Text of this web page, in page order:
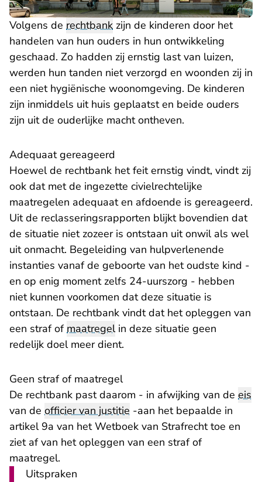
Volgens de rechtbank zijn de kinderen door het
handelen van hun ouders in hun ontwikkeling
geschaad. Zo hadden zij ernstig last van luizen,
werden hun tanden niet verzorgd en woonden zij in
een niet hygiënische woonomgeving. De kinderen
zijn inmiddels uit huis geplaatst en beide ouders
zijn uit de ouderlijke macht ontheven.
Adequaat gereageerd
Hoewel de rechtbank het feit ernstig vindt, vindt zij
ook dat met de ingezette civielrechtelijke
maatregelen adequaat en afdoende is gereageerd.
Uit de reclasseringsrapporten blijkt bovendien dat
de situatie niet zozeer is ontstaan uit onwil als wel
uit onmacht. Begeleiding van hulpverlenende
instanties vanaf de geboorte van het oudste kind -
en op enig moment zelfs 24-uurszorg - hebben
niet kunnen voorkomen dat deze situatie is
ontstaan. De rechtbank vindt dat het opleggen van
een straf ofmaatregelin deze situatie geen
redelijk doel meer dient.
Geen straf of maatregel
De rechtbank past daarom - in afwijking van de eis
van de officier van justitie -aan het bepaalde in
artikel 9a van het Wetboek van Strafrecht toe en
ziet af van het opleggen van een straf of
maatregel.
Uitspraken